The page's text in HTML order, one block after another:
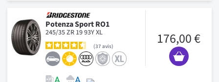
Potenza Sport RO1
245/35 ZR 19 93Y XL
37 avis 176,00 €